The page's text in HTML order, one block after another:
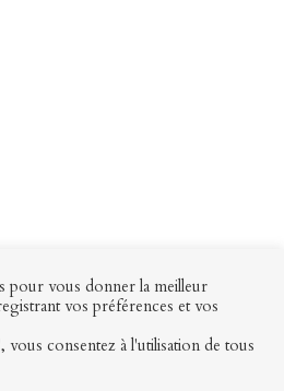
pour vous donner la meilleur
vos préférences et vos
consentez à l'utilisation de tous